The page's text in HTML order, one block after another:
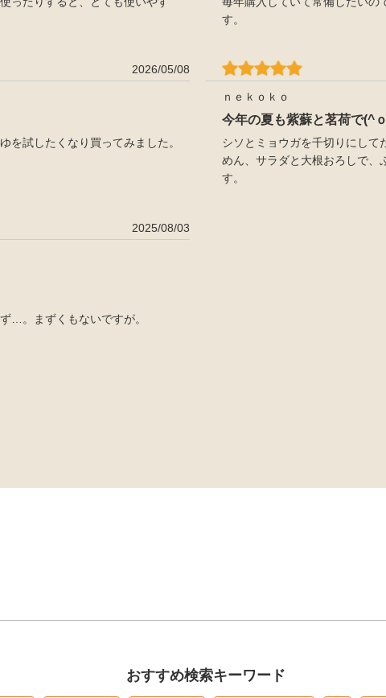
す。
2026/05/08
を試したくなり買ってみました。
ｎｅｋｏｋｏ
今年の夏も紫蘇と茗
シソとミョウガを千切りにして
めん、サラダと大根おろしで、
す。
2025/08/03
…。まずくもないですが。
おすすめ検索キーワード